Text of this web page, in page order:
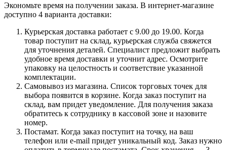
Экономьте время на получении заказа. В интернет-магазине
доступно 4 варианта доставки:
Курьерская доставка работает с 9.00 до 19.00. Когда
товар поступит на склад, курьерская служба свяжется
для уточнения деталей. Специалист предложит выбрать
удобное время доставки и уточнит адрес. Осмотрите
упаковку на целостность и соответствие указанной
комплектации.
Самовывоз из магазина. Список торговых точек для
выбора появится в корзине. Когда заказ поступит на
склад, вам придет уведомление. Для получения заказа
обратитесь к сотруднику в кассовой зоне и назовите
номер.
Постамат. Когда заказ поступит на точку, на ваш
телефон или e-mail придет уникальный код. Заказ нужно